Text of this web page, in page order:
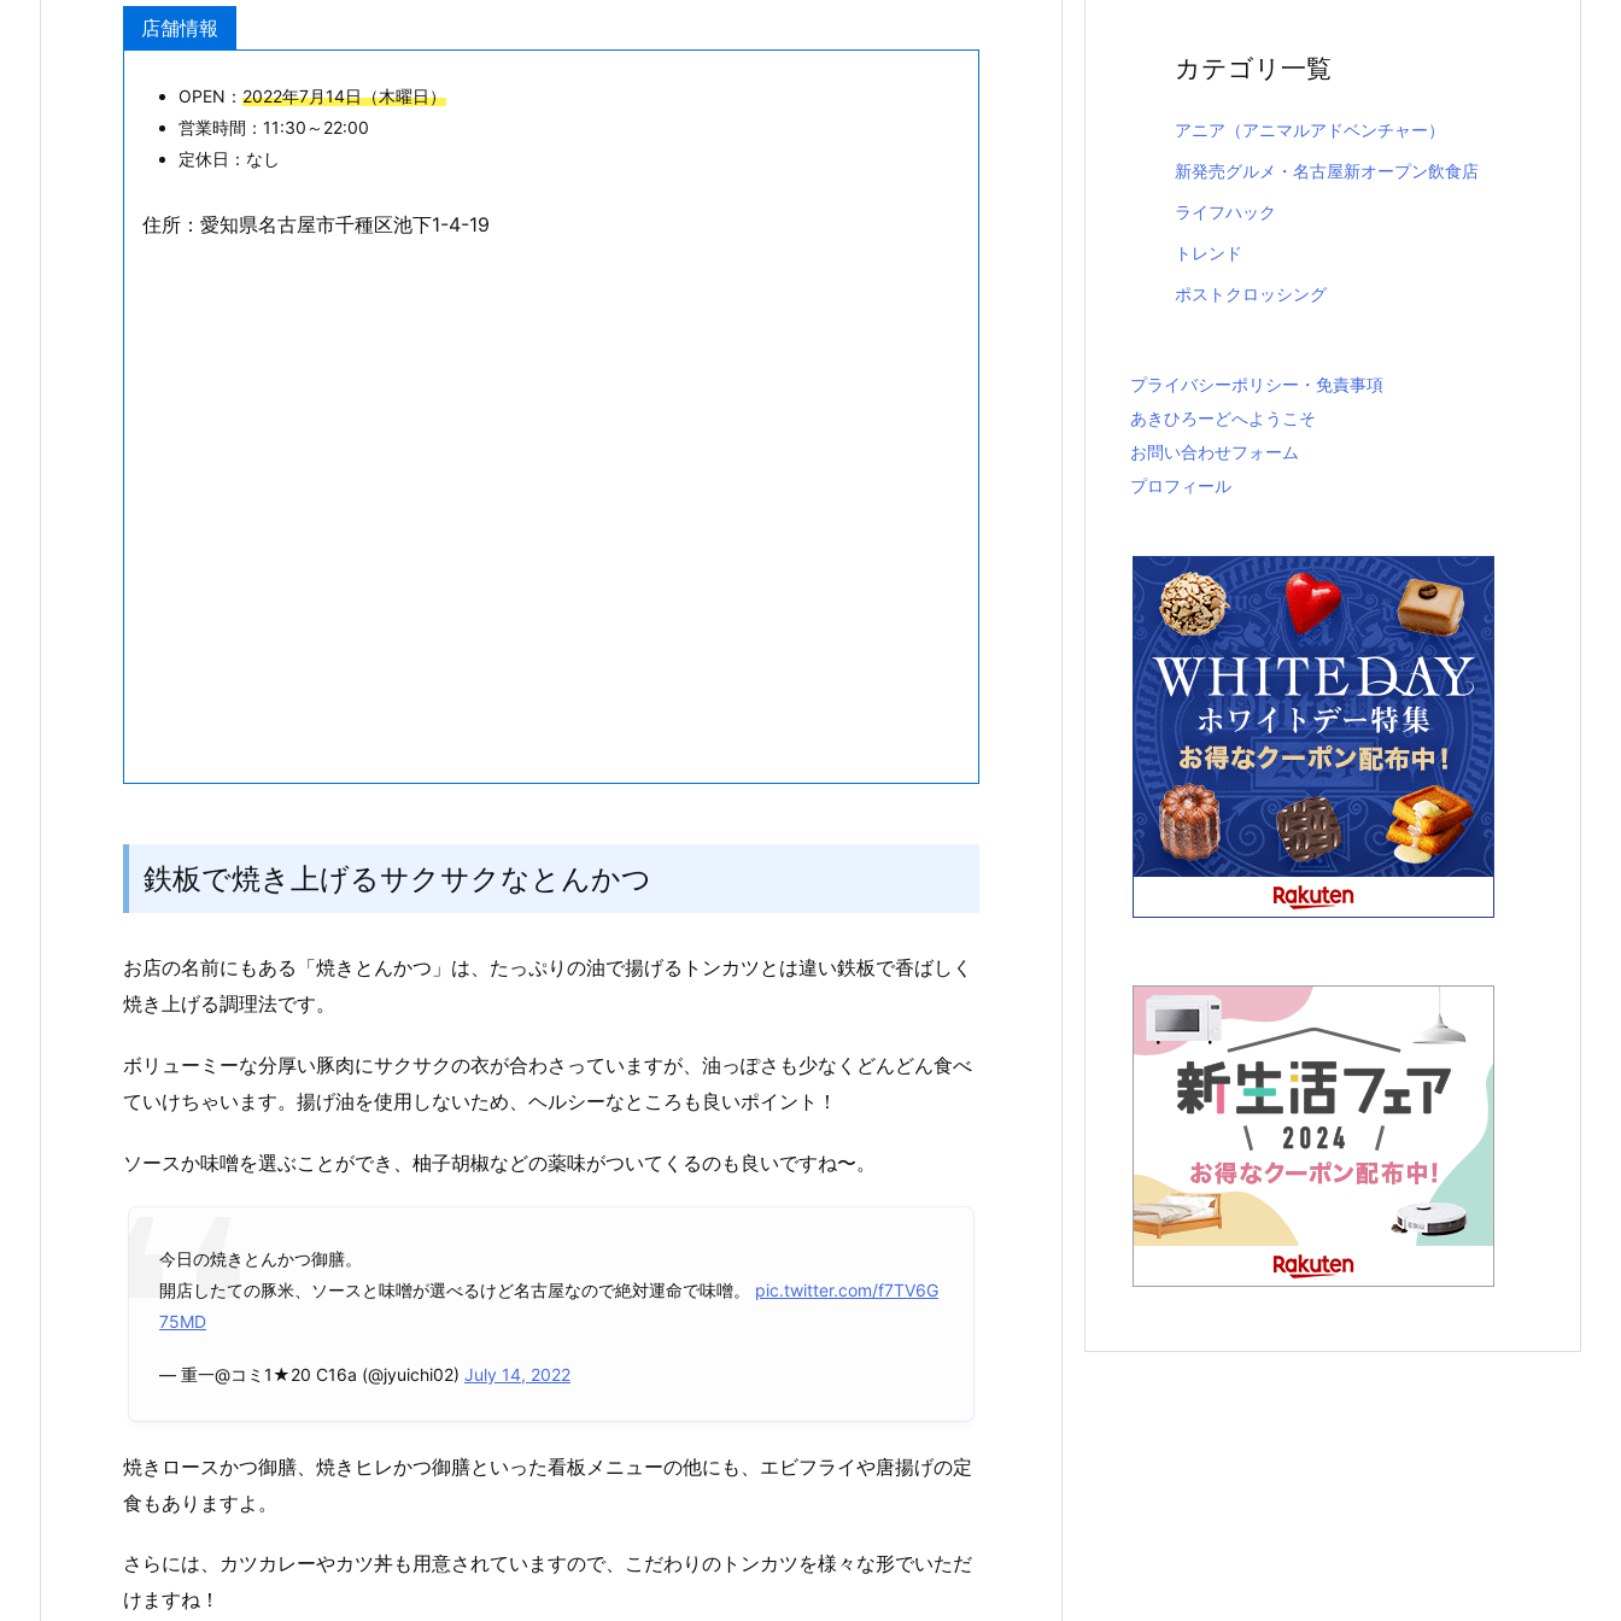
店舗情報
OPEN： 2022年7月14日（木曜日）
営業時間：11:30～22:00
定休日：なし
住所：愛知県名古屋市千種区池下1-4-19
鉄板で焼き上げるサクサクなとんかつ
お店の名前にもある「焼きとんかつ」は、たっぷりの油で揚げるトンカツとは違い鉄板で香ばしく
焼き上げる調理法です。
ボリューミーな分厚い豚肉にサクサクの衣が合わさっていますが、油っぽさも少なくどんどん食べ
ていけちゃいます。揚げ油を使用しないため、ヘルシーなところも良いポイント！
ソースか味噌を選ぶことができ、柚子胡椒などの薬味がついてくるのも良いですね〜。
今日の焼きとんかつ御膳。
開店したての豚米、ソースと味噌が選べるけど名古屋なので絶対運命で味噌。 pic.twitter.com/f7TV6G
75MD
— 重一@コミ1★20 C16a (@jyuichi02) July 14, 2022
焼きロースかつ御膳、焼きヒレかつ御膳といった看板メニューの他にも、エビフライや唐揚げの定
食もありますよ。
さらには、カツカレーやカツ丼も用意されていますので、こだわりのトンカツを様々な形でいただ
けますね！
カテゴリ一覧
アニア（アニマルアドベンチャー）
新発売グルメ・名古屋新オープン飲食店
ライフハック
トレンド
ポストクロッシング
プライバシーポリシー・免責事項
あきひろーどへようこそ
お問い合わせフォーム
プロフィール